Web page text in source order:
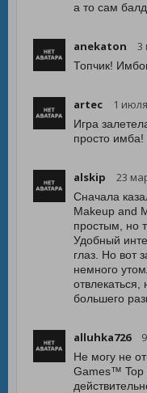
а то сам
anekaton 3
Топчик!
artec 1
Игра
просто имба!
alskip 23
Сначала
Makeup and
простым, но
Удобный
глаз. Но вот
немного
отвлекаться,
большего
alluhka726
Не могу не
Games™ Top